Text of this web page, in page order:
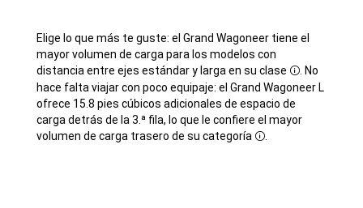
Elige lo que más te guste: el Grand Wagoneer tiene el
mayor volumen de carga para los modelos con
distancia entre ejes estándar y larga en su clase
Disclosure
. No
hace falta viajar con poco equipaje: el Grand Wagoneer L
ofrece 15.8 pies cúbicos adicionales de espacio de
carga detrás de la 3.ª fila, lo que le confiere el mayor
volumen de carga trasero de su categoría
Disclosure